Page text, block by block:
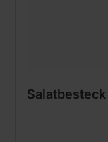
Salatbesteck